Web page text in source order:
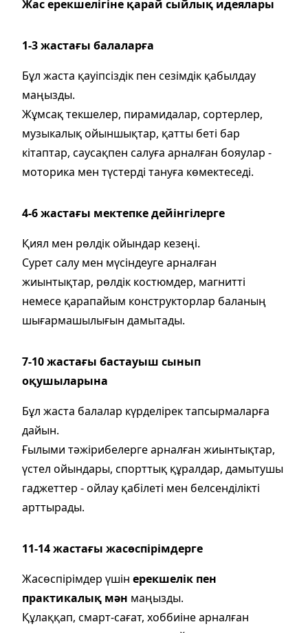
Жас ерекшелігіне қарай сыйлық идеялары
1-3 жастағы балаларға
Бұл жаста қауіпсіздік пен сезімдік қабылдау
маңызды.
Жұмсақ текшелер, пирамидалар, сортерлер,
музыкалық ойыншықтар, қатты беті бар
кітаптар, саусақпен салуға арналған бояулар -
моторика мен түстерді тануға көмектеседі.
4-6 жастағы мектепке дейінгілерге
Қиял мен рөлдік ойындар кезеңі.
Сурет салу мен мүсіндеуге арналған
жиынтықтар, рөлдік костюмдер, магнитті
немесе қарапайым конструкторлар баланың
шығармашылығын дамытады.
7-10 жастағы бастауыш сынып
оқушыларына
Бұл жаста балалар күрделірек тапсырмаларға
дайын.
Ғылыми тәжірибелерге арналған жиынтықтар,
үстел ойындары, спорттық құралдар, дамытушы
гаджеттер - ойлау қабілеті мен белсенділікті
арттырады.
11-14 жастағы жасөспірімдерге
Жасөспірімдер үшін ерекшелік пен
практикалық мән маңызды.
Құлаққап, смарт-сағат, хоббиіне арналған